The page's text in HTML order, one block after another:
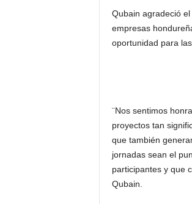
Qubain agradeció
empresas
oportunidad para
¨Nos sentimos
proyectos tan
que también
jornadas sean el
participantes y que
Qubain.